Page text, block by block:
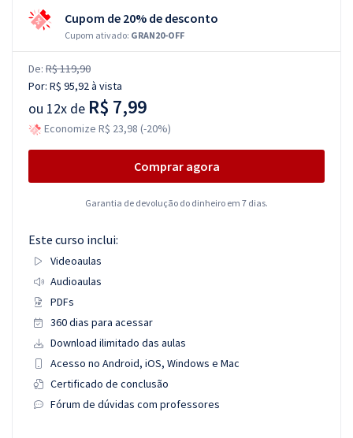
Cupom de 20% de desconto
Cupom ativado: GRAN20-OFF
De: R$ 119,90
Por: R$ 95,92à vista
ou 12x de R$ 7,99
Economize R$ 23,98 (-20%)
Comprar agora
Garantia de devolução do dinheiro em 7 dias.
Este curso inclui:
Videoaulas
Audioaulas
PDFs
360 dias para acessar
Download ilimitado das aulas
Acesso no Android, iOS, Windows e Mac
Certificado de conclusão
Fórum de dúvidas com professores